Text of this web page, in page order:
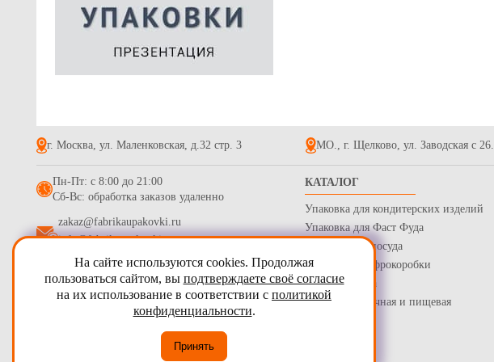
Гофрированная коробка 3 сл.
550*350*350 (67,5 л) 4-х клапанная
г. Москва, ул. Маленковская, д.32 стр. 3 МО., г. Щелково, ул. Заводская с 26.
Пн-Пт: с 8:00 до 21:00
Сб-Вс: обработка заказов удаленно
zakaz@fabrikaupakovki.ru
info@fabrikaupakovki.ru
2009 - 2026ПТП Фабрика Упаковки
Карта сайта
Согласие на обработку персональных данных
КАТАЛОГ
Упаковка для кондитерских изделий
Упаковка для Фаст Фуда
Одноразовая посуда
Гофротара, Гофрокоробки
Стрейч пленка
Бумага оберточная и пищевая
На сайте используются cookies. Продолжая
пользоваться сайтом, вы подтверждаете своё согласие
на их использование в соответствии с политикой
конфиденциальности.
Принять